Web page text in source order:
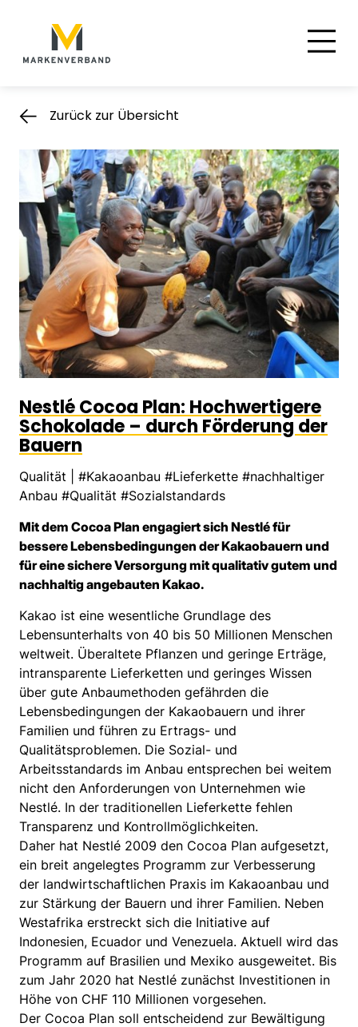
Hauptnavigation
Zurück zur Übersicht
Nestlé Cocoa Plan: Hochwertigere
Schokolade – durch Förderung der
Bauern
Qualität
#Kakaoanbau #Lieferkette #nachhaltiger
Anbau #Qualität #Sozialstandards
Mit dem Cocoa Plan engagiert sich Nestlé für
bessere Lebensbedingungen der Kakaobauern und
für eine sichere Versorgung mit qualitativ gutem und
nachhaltig angebauten Kakao.
Kakao ist eine wesentliche Grundlage des
Lebensunterhalts von 40 bis 50 Millionen Menschen
weltweit. Überaltete Pflanzen und geringe Erträge,
intransparente Lieferketten und geringes Wissen
über gute Anbaumethoden gefährden die
Lebensbedingungen der Kakaobauern und ihrer
Familien und führen zu Ertrags- und
Qualitätsproblemen. Die Sozial- und
Arbeitsstandards im Anbau entsprechen bei weitem
nicht den Anforderungen von Unternehmen wie
Nestlé. In der traditionellen Lieferkette fehlen
Transparenz und Kontrollmöglichkeiten.
Daher hat Nestlé 2009 den Cocoa Plan aufgesetzt,
ein breit angelegtes Programm zur Verbesserung
der landwirtschaftlichen Praxis im Kakaoanbau und
zur Stärkung der Bauern und ihrer Familien. Neben
Westafrika erstreckt sich die Initiative auf
Indonesien, Ecuador und Venezuela. Aktuell wird das
Programm auf Brasilien und Mexiko ausgeweitet. Bis
zum Jahr 2020 hat Nestlé zunächst Investitionen in
Höhe von CHF 110 Millionen vorgesehen.
Der Cocoa Plan soll entscheidend zur Bewältigung